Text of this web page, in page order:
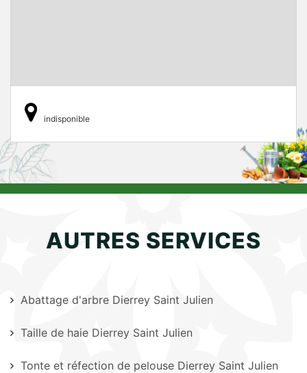
indisponible
AUTRES SERVICES
Abattage d'arbre Dierrey Saint Julien
Taille de haie Dierrey Saint Julien
Tonte et réfection de pelouse Dierrey Saint Julien